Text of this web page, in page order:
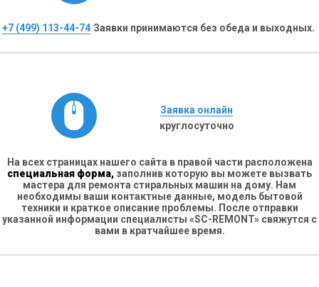
+7 (499) 113-44-74 Заявки принимаются без обеда и выходных.
Заявка онлайн
круглосуточно
На всех страницах нашего сайта в правой части расположена
специальная форма, заполнив которую вы можете вызвать
мастера для ремонта стиральных машин на дому. Нам
необходимы ваши контактные данные, модель бытовой
техники и краткое описание проблемы. После отправки
указанной информации специалисты «SC-REMONT» свяжутся с
вами в кратчайшее время.